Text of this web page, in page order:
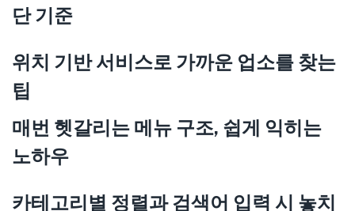
단 기준
위치 기반 서비스로 가까운 업소를 찾는
팁
매번 헷갈리는 메뉴 구조, 쉽게 익히는
노하우
카테고리별 정렬과 검색어 입력 시 놓치